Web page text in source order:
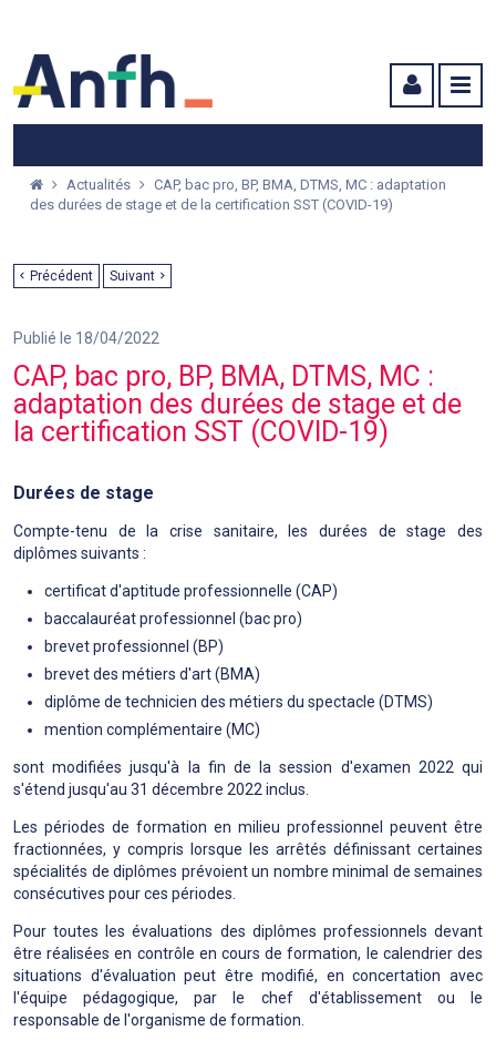
Actualités
CAP, bac pro, BP, BMA, DTMS, MC : adaptation
des durées de stage et de la certification SST (COVID-19)
Précédent Suivant
Publié le 18/04/2022
CAP, bac pro, BP, BMA, DTMS, MC :
adaptation des durées de stage et de
la certification SST (COVID-19)
Durées de stage
Compte-tenu de la crise sanitaire, les durées de stage des
diplômes suivants :
certificat d'aptitude professionnelle (CAP)
baccalauréat professionnel (bac pro)
brevet professionnel (BP)
brevet des métiers d'art (BMA)
diplôme de technicien des métiers du spectacle (DTMS)
mention complémentaire (MC)
sont modifiées jusqu'à la fin de la session d'examen 2022 qui
s'étend jusqu'au 31 décembre 2022 inclus.
Les périodes de formation en milieu professionnel peuvent être
fractionnées, y compris lorsque les arrêtés définissant certaines
spécialités de diplômes prévoient un nombre minimal de semaines
consécutives pour ces périodes.
Pour toutes les évaluations des diplômes professionnels devant
être réalisées en contrôle en cours de formation, le calendrier des
situations d'évaluation peut être modifié, en concertation avec
l'équipe pédagogique, par le chef d'établissement ou le
responsable de l'organisme de formation.